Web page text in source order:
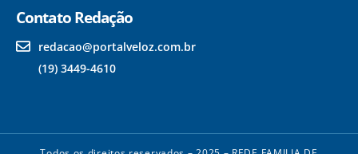
Contato Redação
redacao@portalveloz.com.br
(19) 3449-4610